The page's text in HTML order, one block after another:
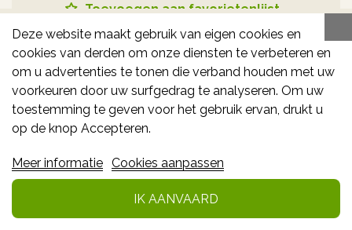
Toevoegen aan favorietenlijst
-10% **
Deze website maakt gebruik van eigen cookies en
cookies van derden om onze diensten te verbeteren en
om u advertenties te tonen die verband houden met uw
voorkeuren door uw surfgedrag te analyseren. Om uw
toestemming te geven voor het gebruik ervan, drukt u
op de knop Accepteren.
Meer informatie Cookies aanpassen
IK AANVAARD